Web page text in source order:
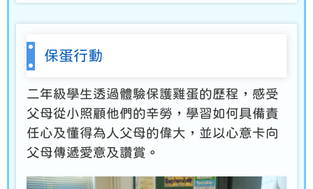
保蛋行動
二年級學生透過體驗保護雞蛋的歷程，感受
父母從小照顧他們的辛勞，學習如何具備責
任心及懂得為人父母的偉大，並以心意卡向
父母傳遞愛意及讚賞。